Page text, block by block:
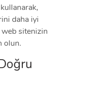
daha iyi
sitenizin
olun.